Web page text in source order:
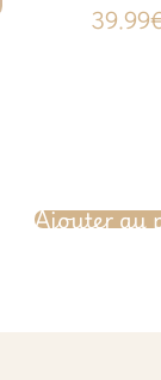
4.50
sur 5
39.99
Ajouter au